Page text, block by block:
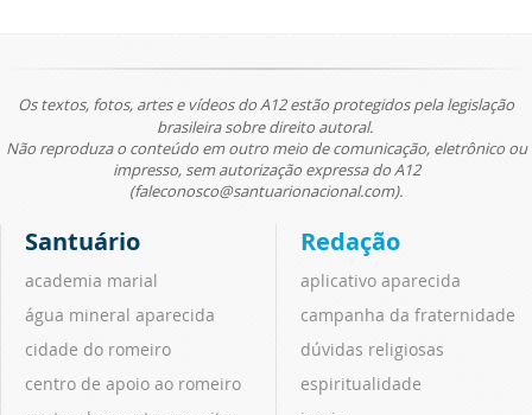
Os textos, fotos, artes e vídeos do A12 estão protegidos pela legislação
brasileira sobre direito autoral.
Não reproduza o conteúdo em outro meio de comunicação, eletrônico ou
impresso, sem autorização expressa do A12
(faleconosco@santuarionacional.com).
Santuário
academia marial
água mineral aparecida
cidade do romeiro
centro de apoio ao romeiro
Redação
aplicativo aparecida
campanha da fraternidade
dúvidas religiosas
espiritualidade